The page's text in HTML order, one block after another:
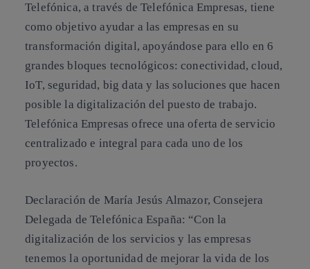
Telefónica, a través de Telefónica Empresas, tiene
como objetivo ayudar a las empresas en su
transformación digital, apoyándose para ello en 6
grandes bloques tecnológicos: conectividad, cloud,
IoT, seguridad, big data y las soluciones que hacen
posible la digitalización del puesto de trabajo.
Telefónica Empresas ofrece una oferta de servicio
centralizado e integral para cada uno de los
proyectos.
Declaración de María Jesús Almazor, Consejera
Delegada de Telefónica España: “Con la
digitalización de los servicios y las empresas
tenemos la oportunidad de mejorar la vida de los